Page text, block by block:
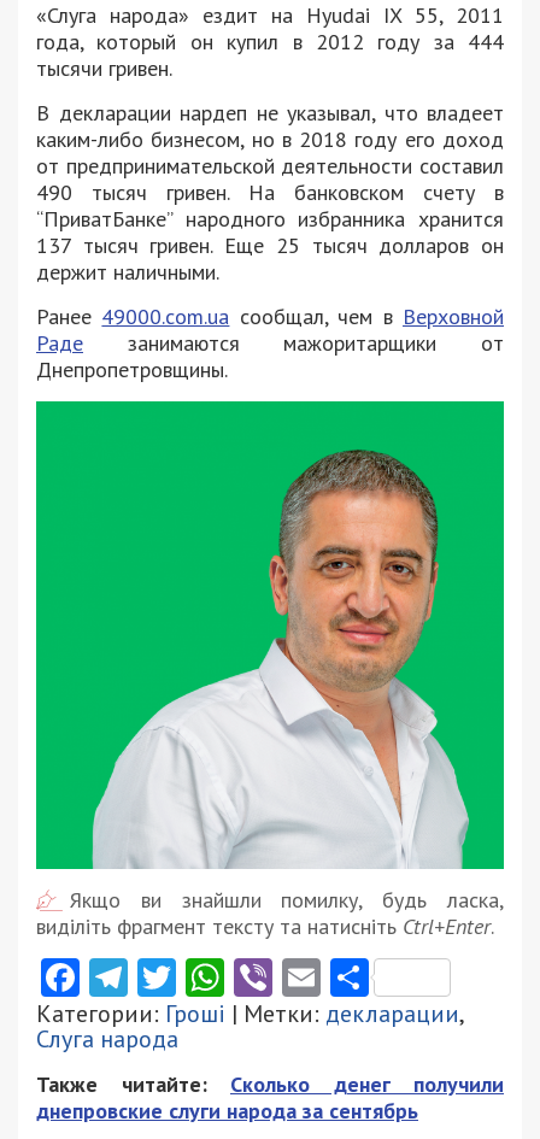
«Слуга народа» ездит на Hyudai IX 55, 2011
года, который он купил в 2012 году за 444
тысячи гривен.
В декларации нардеп не указывал, что владеет
каким-либо бизнесом, но в 2018 году его доход
от предпринимательской деятельности составил
490 тысяч гривен. На банковском счету в
“ПриватБанке” народного избранника хранится
137 тысяч гривен. Еще 25 тысяч долларов он
держит наличными.
Ранее 49000.com.ua сообщал, чем в Верховной
Раде занимаются мажоритарщики от
Днепропетровщины.
Якщо ви знайшли помилку, будь ласка,
виділіть фрагмент тексту та натисніть Ctrl+Enter.
Facebook
Telegram
Twitter
WhatsApp
ViberEmail
Категории: Гроші | Метки: декларации,
Слуга народа
Также читайте: Сколько денег получили
днепровские слуги народа за сентябрь